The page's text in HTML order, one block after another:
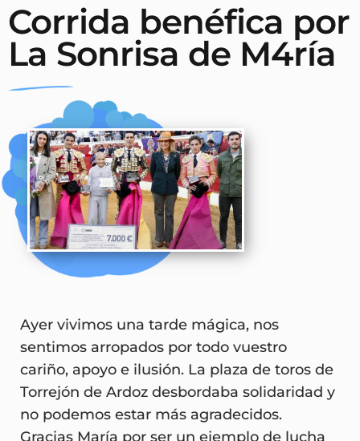
Corrida benéfica por
La Sonrisa de M4ría
Ayer vivimos una tarde mágica, nos
sentimos arropados por todo vuestro
cariño, apoyo e ilusión. La plaza de toros de
Torrejón de Ardoz desbordaba solidaridad y
no podemos estar más agradecidos.
Gracias María por ser un ejemplo de lucha